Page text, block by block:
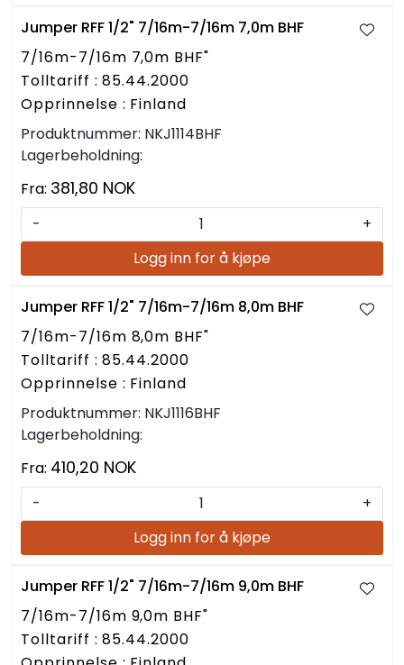
Jumper RFF 1/2" 7/16m-7/16m 7,0m BHF
7/16m-7/16m 7,0m BHF"
Tolltariff : 85.44.2000
Opprinnelse : Finland
Produktnummer: NKJ1114BHF
Lagerbeholdning:
Fra: 381,80 NOK
-
+
Logg inn for å kjøpe
Jumper RFF 1/2" 7/16m-7/16m 8,0m BHF
7/16m-7/16m 8,0m BHF"
Tolltariff : 85.44.2000
Opprinnelse : Finland
Produktnummer: NKJ1116BHF
Lagerbeholdning:
Fra: 410,20 NOK
-
+
Logg inn for å kjøpe
Jumper RFF 1/2" 7/16m-7/16m 9,0m BHF
7/16m-7/16m 9,0m BHF"
Tolltariff : 85.44.2000